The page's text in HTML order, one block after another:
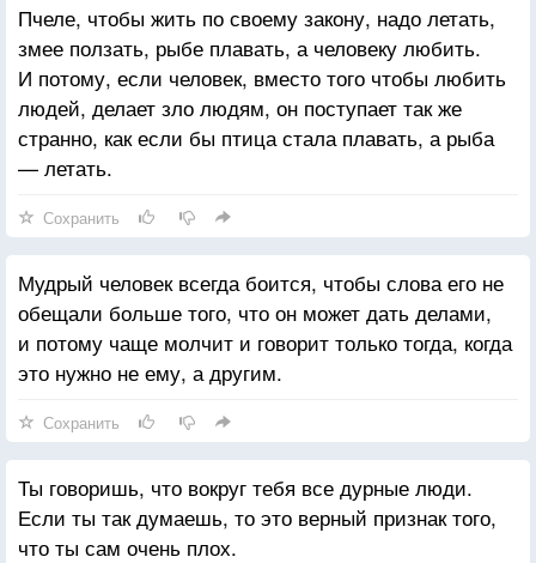
Пчеле, чтобы жить по своему закону, надо летать,
змее ползать, рыбе плавать, а человеку любить.
И потому, если человек, вместо того чтобы любить
людей, делает зло людям, он поступает так же
странно, как если бы птица стала плавать, а рыба
— летать.
Сохранить
Мудрый человек всегда боится, чтобы слова его не
обещали больше того, что он может дать делами,
и потому чаще молчит и говорит только тогда, когда
это нужно не ему, а другим.
Сохранить
Ты говоришь, что вокруг тебя все дурные люди.
Если ты так думаешь, то это верный признак того,
что ты сам очень плох.